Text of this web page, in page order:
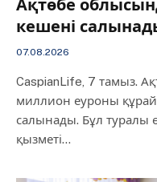
Ақтөбе
кешені
07.08.2026
CaspianLife, 7 тамыз.
миллион еуроны
салынады. Бұл туралы
қызметі…